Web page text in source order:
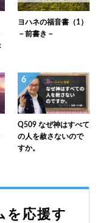
ヨハネの福音書（1）
－前書き－
6
Q509 なぜ神はすべて
の人を赦さないので
すか。
を応援す